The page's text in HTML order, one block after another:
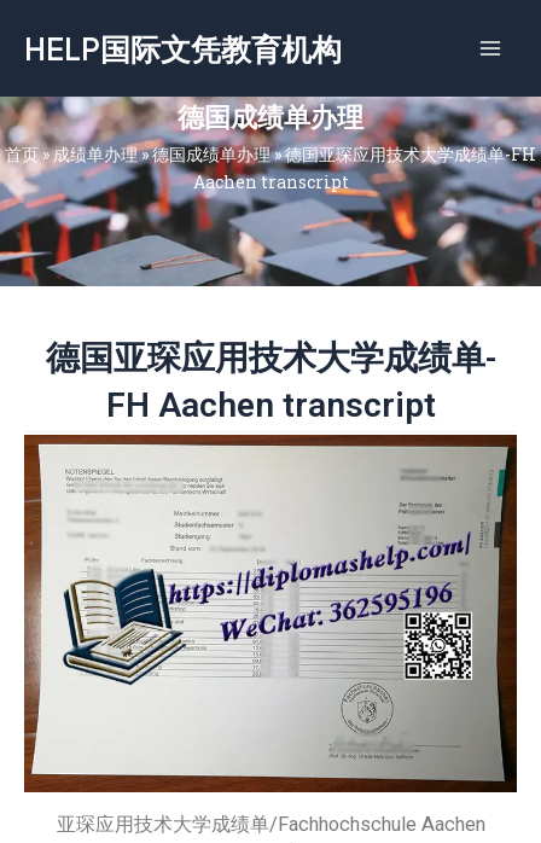
容
HELP国际文凭教育机构
德国成绩单办理
首页»成绩单办理»德国成绩单办理»德国亚琛应用技术大学成绩单-FH
Aachen transcript
德国亚琛应用技术大学成绩单-
FH Aachen transcript
亚琛应用技术大学成绩单/Fachhochschule Aachen